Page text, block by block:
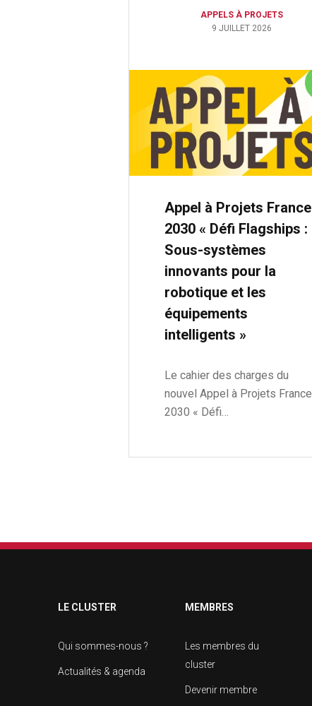
APPELS À PROJETS
9 JUILLET 2026
Appel à Projets France
2030 « Défi Flagships :
Sous-systèmes
innovants pour la
robotique et les
équipements
intelligents »
Le cahier des charges du
nouvel Appel à Projets France
2030 « Défi…
LE CLUSTER
Qui sommes-nous ?
Actualités & agenda
MEMBRES
Les membres du
cluster
Devenir membre